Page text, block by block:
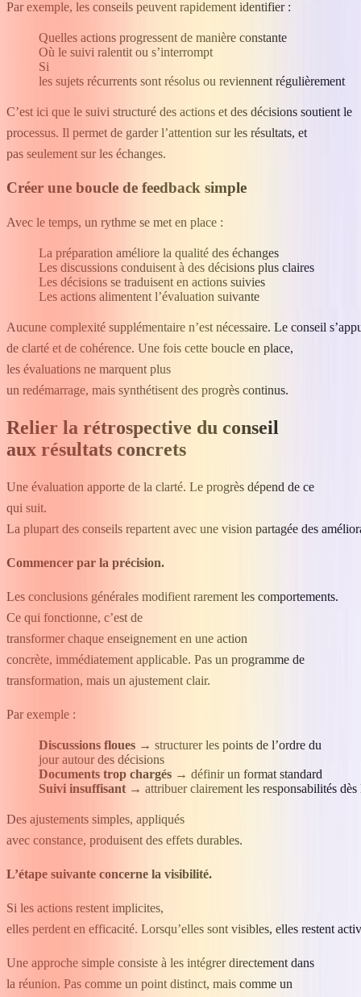
Par exemple, les conseils peuvent rapidement identifier :
Quelles actions progressent de manière constante
Où le suivi ralentit ou s’interrompt
Si
les sujets récurrents sont résolus ou reviennent régulièrement
C’est ici que le suivi structuré des actions et des décisions soutient le
processus. Il permet de garder l’attention sur les résultats, et
pas seulement sur les échanges.
Créer une boucle de feedback simple
Avec le temps, un rythme se met en place :
La préparation améliore la qualité des échanges
Les discussions conduisent à des décisions plus claires
Les décisions se traduisent en actions suivies
Les actions alimentent l’évaluation suivante
Aucune complexité supplémentaire n’est nécessaire. Le conseil
de clarté et de cohérence. Une fois cette boucle en place,
les évaluations ne marquent plus
un redémarrage, mais synthétisent des progrès continus.
Relier la rétrospective du conseil
aux résultats concrets
Une évaluation apporte de la clarté. Le progrès dépend de ce
qui suit.
La plupart des conseils repartent avec une vision partagée des
Commencer par la précision.
Les conclusions générales modifient rarement les comportements.
Ce qui fonctionne, c’est de
transformer chaque enseignement en une action
concrète, immédiatement applicable. Pas un programme de
transformation, mais un ajustement clair.
Par exemple :
Discussions floues → structurer les points de l’ordre du
jour autour des décisions
Documents trop chargés → définir un format standard
Suivi insuffisant → attribuer clairement les responsabilités
Des ajustements simples, appliqués
avec constance, produisent des effets durables.
L’étape suivante concerne la visibilité.
Si les actions restent implicites,
elles perdent en efficacité. Lorsqu’elles sont visibles, elles restent
Une approche simple consiste à les intégrer directement dans
la réunion. Pas comme un point distinct, mais comme un